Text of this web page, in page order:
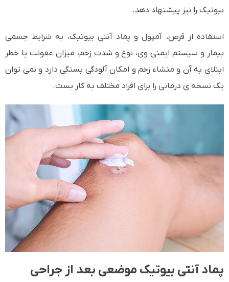
بیوتیک را نیز پیشنهاد دهد.
استفاده از قرص، آمپول و پماد آنتی بیوتیک، به شرایط جسمی
بیمار و سیستم ایمنی وی، نوع و شدت زخم، میزان عفونت یا خطر
ابتلای به آن و منشاء زخم و امکان آلودگی بستگی دارد و نمی توان
یک نسخه ی درمانی را برای افراد مختلف به کار بست.
پماد آنتی بیوتیک موضعی بعد از جراحی